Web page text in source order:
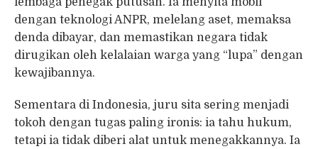
dengan teknologi ANPR, melelang aset, memaksa
denda dibayar, dan memastikan negara tidak
dirugikan oleh kelalaian warga yang “lupa” dengan
kewajibannya.
Sementara di Indonesia, juru sita sering menjadi
tokoh dengan tugas paling ironis: ia tahu hukum,
tetapi ia tidak diberi alat untuk menegakkannya. Ia